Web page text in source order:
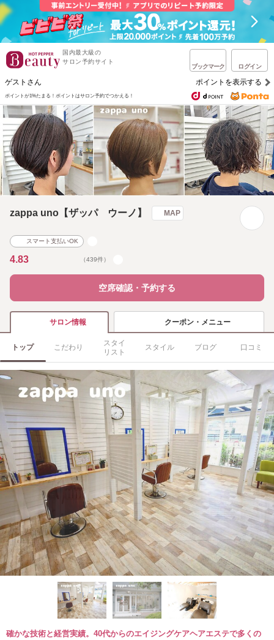
国内最大級の
サロン予約サイト
ブックマーク ログイン
ゲストさん ポイントを表示する
ポイントが1%たまる！ ポイントはサロン予約でつかえる！
zappa uno【ザッパ ウーノ】 MAP
スマート支払いOK
4.83 （439件）
空席確認・予約する
サロン情報 クーポン・メニュー
トップ こだわり
スタイ
リスト
スタイル ブログ 口コミ
確かな技術と経営実績。40代からのエイジングケアヘアエステで多くの